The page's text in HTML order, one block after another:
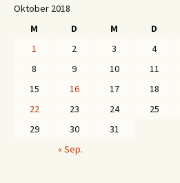
Oktober 2018
M
D M D
1
2 3 4
8
9 10 11
15
16 17 18
22
23 24 25
29
30
31
« Sep.